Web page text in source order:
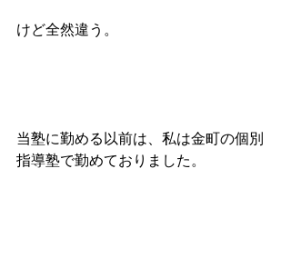
けど全然違う。
当塾に勤める以前は、私は金町の個別
指導塾で勤めておりました。